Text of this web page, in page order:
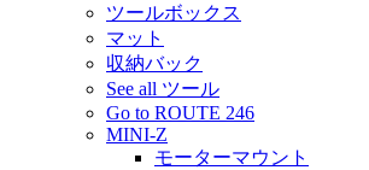
ツールボックス
マット
収納バック
See all ツール
Go to ROUTE 246
MINI-Z
モーターマウント